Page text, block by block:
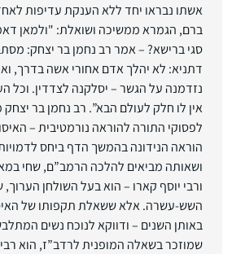
אשתו נבראו יחד ללא הענקת עדיפות
ברם, הגמרא ממשיכה ושואלת: "ולמאן
סגי ברישא? – אמר רב נחמן בר יצחק:
דתניא: לא יהלך אדם אחורי אשה בדרך,
נזדמנה על הגשר – יסלקנה לצדדין. וכל
אין לו חלק לעולם הבא”. רב נחמן בר
לפסוקי התורה להוראה נורמטיבית –
הוראה הנידונה בהמשך הדף ביחס
ושאותה מביאים להלכה הרמב”ם, שחי
ורבי יוסף קארו – הוא בעל השולחן
השש-עשרה. אלא ששאלת תקפותו של
באותן השנים – ודווקא לנוכח נשים
שמוזכר בשאלה המופנית לרדב”ז, הוא